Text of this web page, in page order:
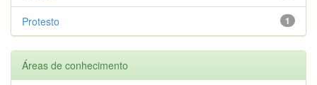
1
Protesto
Áreas de conhecimento